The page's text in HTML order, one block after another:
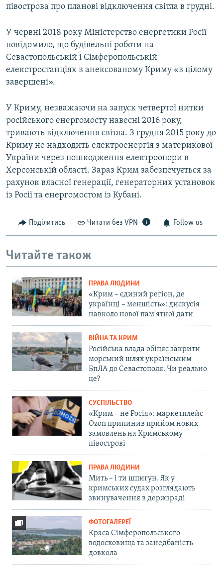
півострова про планові відключення світла в грудні.
У червні 2018 року Міністерство енергетики Росії
повідомило, що будівельні роботи на
Севастопольській і Сімферопольській
елекстростанціях в анексованому Криму «в цілому
завершені».
У Криму, незважаючи на запуск четвертої нитки
російського енергомосту навесні 2016 року,
тривають відключення світла. З грудня 2015 року до
Криму не надходить електроенергія з материкової
України через пошкодження електроопори в
Херсонській області. Зараз Крим забезпечується за
рахунок власної генерації, генераторних установок
із Росії та енергомостом із Кубані.
Поділитись Читати без VPN Follow us
Читайте також
ПРАВА ЛЮДИНИ
«Крим – єдиний регіон, де
українці – меншість»: дискусія
навколо нової пам'ятної дати
ВІЙНА ТА КРИМ
Російська влада обіцяє закрити
морський шлях українським
БпЛА до Севастополя. Чи реально
це?
СУСПІЛЬСТВО
«Крим – не Росія»: маркетплейс
Ozon припинив прийом нових
замовлень на Кримському
півострові
ПРАВА ЛЮДИНИ
Мить – і ти шпигун. Як у
кримських судах розглядають
звинувачення в держзраді
ФОТОГАЛЕРЕЇ
Краса Сімферопольського
водосховища та занедбаність
довкола